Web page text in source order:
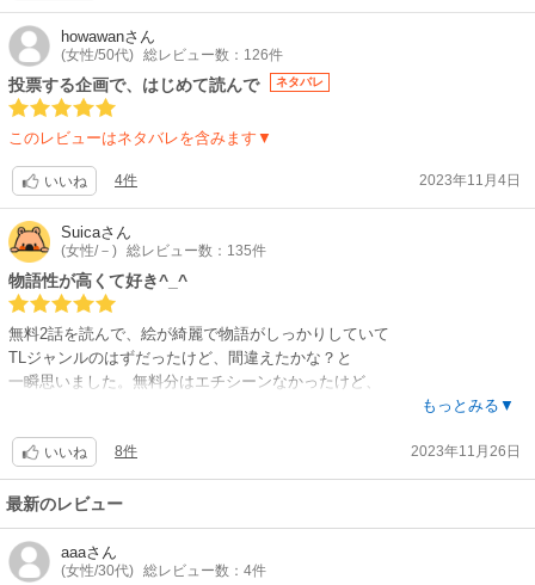
クス派のはずが単話もすべて購入してしまいました。（単話は世界の秘力
がカラーで表現されているなど、コミックス版と差別化されているのもあ
りがたかったです。副読編もありますし。コミックス版の描き下ろしもと
んでもなくかわいいので、両方買うべき）スターシステムが大好きなので
すが、過去作品のキャラクター登場で旧作も購入してしまいました。
20話で一迅社様からの配信終了との報がありハラハラしておりましたが、
が決まられたようで何よりです。このレビューもしばらくで販売ページと
一緒に消えてしまうと思いますが、最終回までずっと楽しみにしていま
す。
howawanさん
(女性/50代) 総レビュー数：126件
投票する企画で、はじめて読んで ネタバレ
このレビューはネタバレを含みます▼
いいね 4件 2023年11月4日
Suicaさん
(女性/－) 総レビュー数：135件
物語性が高くて好き^_^
無料2話を読んで、絵が綺麗で物語がしっかりしていて
TLジャンルのはずだったけど、間違えたかな？と
一瞬思いました。無料分はエチシーンなかったけど、
読み応えあり、ドキドキする。
他にこういう漫画を読んだことが無い。
少女漫画でファンタジーや冒険、戦争ものなど、
あるけれど、エロが足りなさすぎて逆にリアリティ
ないんだよな、と大人でファンタジー好きな
もっとみる▼
いいね 8件 2023年11月26日
最新のレビュー
aaaさん
(女性/30代) 総レビュー数：4件